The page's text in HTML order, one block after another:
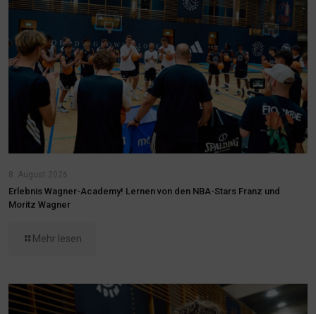
8. August 2026
Erlebnis Wagner-Academy! Lernen von den NBA-Stars Franz und
Moritz Wagner
Mehr lesen